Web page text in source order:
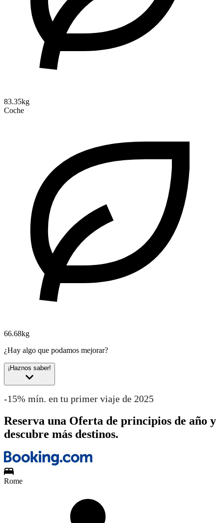
83.35kg
Coche
66.68kg
¿Hay algo que podamos mejorar?
¡Haznos saber!
-15% mín. en tu primer viaje de 2025
Reserva una Oferta de principios de año y
descubre más destinos.
Rome